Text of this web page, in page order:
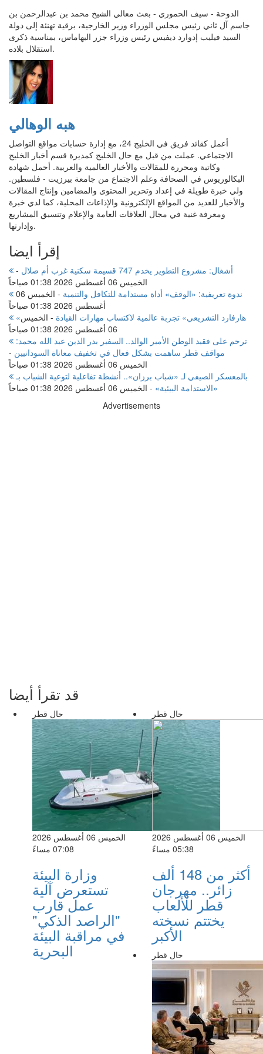
الدوحة - سيف الحموري - بعث معالي الشيخ محمد بن عبدالرحمن بن
جاسم آل ثاني رئيس مجلس الوزراء وزير الخارجية، برقية تهنئة إلى دولة
السيد فيليب إدوارد ديفيس رئيس وزراء جزر البهاماس، بمناسبة ذكرى
استقلال بلاده.
هبه الوهالي
أعمل كقائد فريق في الخليج 24، مع إدارة حسابات مواقع التواصل
الاجتماعي. عملت من قبل مع حال الخليج كمديرة قسم أخبار الخليج
وكاتبة ومحررة للمقالات والأخبار العالمية والعربية. أحمل شهادة
البكالوريوس في الصحافة وعلم الاجتماع من جامعة بيرزيت - فلسطين.
ولي خبرة طويلة في إعداد وتحرير المحتوى والمضامين وإنتاج المقالات
والأخبار للعديد من المواقع الإلكترونية والإذاعات المحلية، كما لدي خبرة
ومعرفة غنية في مجال العلاقات العامة والإعلام وتنسيق المشاريع
وإدارتها.
إقرأ ايضا
أشغال: مشروع التطوير يخدم 747 قسيمة سكنية غرب أم صلال
-
الخميس 06 أغسطس 2026 01:38 صباحاً
ندوة تعريفية: «الوقف» أداة مستدامة للتكافل والتنمية -
الخميس 06
أغسطس 2026 01:38 صباحاً
«هارفارد التشريعي» تجربة عالمية لاكتساب مهارات القيادة - الخميس
06 أغسطس 2026 01:38 صباحاً
مواقف قطر ساهمت بشكل فعال في تخفيف معاناة السودانيين -
الخميس 06 أغسطس 2026 01:38 صباحاً
بالمعسكر الصيفي لـ «شباب برزان».. أنشطة تفاعلية لتوعية الشباب بـ
«الاستدامة البيئية» - الخميس 06 أغسطس 2026 01:38 صباحاً
Advertisements
قد تقرأ أيضا
حال قطر
الخميس 06 أغسطس 2026
07:08 مساءً
وزارة البيئة
تستعرض آلية
عمل قارب
"الراصد الذكي"
في مراقبة البيئة
البحرية
حال قطر
الخميس 06 أغسطس 2026
05:38 مساءً
أكثر من 148 ألف
زائر.. مهرجان
قطر للألعاب
يختتم نسخته
الأكبر
حال قطر